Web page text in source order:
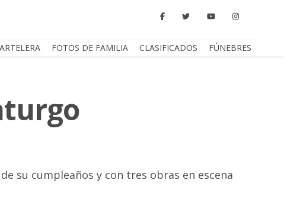
FOTOS DE FAMILIA CLASIFICADOS FÚNEBRES
su cumpleaños y con tres obras en escena